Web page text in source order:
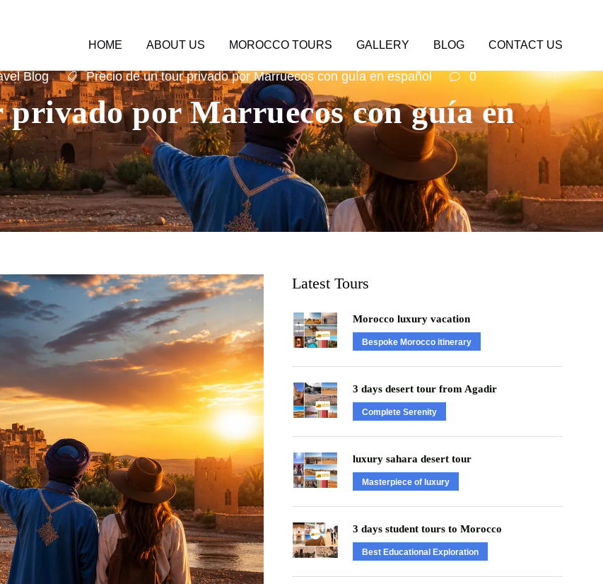
HOME ABOUT US MOROCCO TOURS GALLERY BLOG CONTACT US
Blog Precio de un tour privado por Marruecos con guía en español 0
privado por Marruecos con guía en
Latest Tours
Morocco luxury vacation
Bespoke Morocco itinerary
3 days desert tour from Agadir
Complete Serenity
luxury sahara desert tour
Masterpiece of luxury
3 days student tours to Morocco
Best Educational Exploration